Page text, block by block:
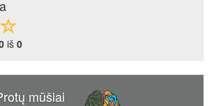
iš 0
mūšiai